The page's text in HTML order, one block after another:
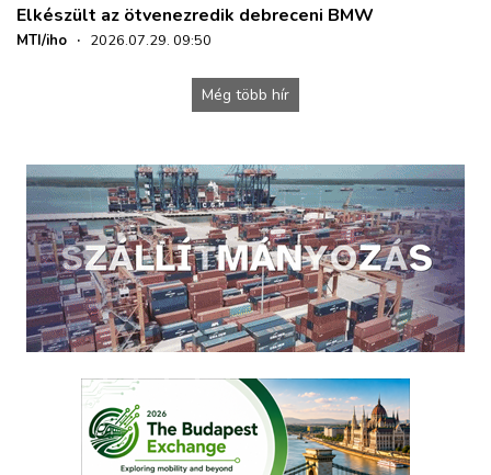
Elkészült az ötvenezredik debreceni BMW
MTI/iho · 2026.07.29. 09:50
Még több hír